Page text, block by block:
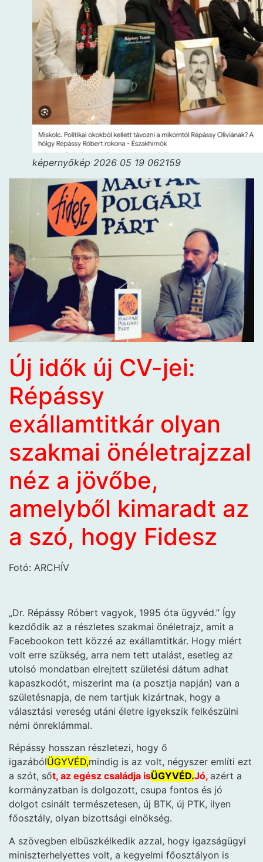
képernyőkép 2026 05 19 062159
Új idők új CV-jei:
Répássy
exállamtitkár olyan
szakmai önéletrajzzal
néz a jövőbe,
amelyből kimaradt az
a szó, hogy Fidesz
Fotó: ARCHÍV
„Dr. Répássy Róbert vagyok, 1995 óta ügyvéd.” Így
kezdődik az a részletes szakmai önéletrajz, amit a
Facebookon tett közzé az exállamtitkár. Hogy miért
volt erre szükség, arra nem tett utalást, esetleg az
utolsó mondatban elrejtett születési dátum adhat
kapaszkodót, miszerint ma (a posztja napján) van a
születésnapja, de nem tartjuk kizártnak, hogy a
választási vereség utáni életre igyekszik felkészülni
némi önreklámmal.
Répássy hosszan részletezi, hogy ő
igazábólÜGYVÉD,mindig is az volt, négyszer említi ezt
a szót, sőt, az egész családja isÜGYVÉD.Jó, azért a
kormányzatban is dolgozott, csupa fontos és jó
dolgot csinált természetesen, új BTK, új PTK, ilyen
főosztály, olyan bizottsági elnökség.
A szövegben elbüszkélkedik azzal, hogy igazságügyi
miniszterhelyettes volt, a kegyelmi főosztályon is